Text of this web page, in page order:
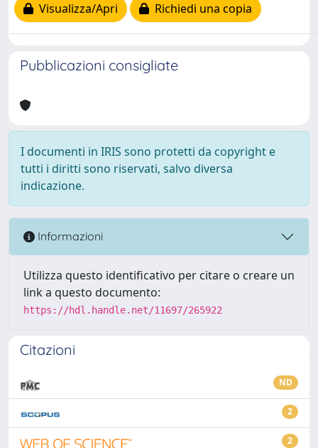
Visualizza/Apri
Richiedi una copia
Pubblicazioni consigliate
I documenti in IRIS sono protetti da copyright e
tutti i diritti sono riservati, salvo diversa
indicazione.
Informazioni
Utilizza questo identificativo per citare o creare un
link a questo documento:
https://hdl.handle.net/11697/265922
Citazioni
ND
2
2